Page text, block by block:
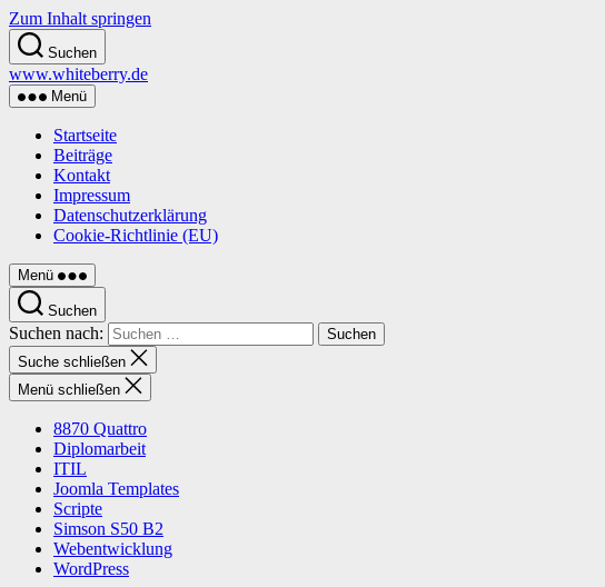
Zum Inhalt springen
Suchen
www.whiteberry.de
Menü
Startseite
Beiträge
Kontakt
Impressum
Datenschutzerklärung
Cookie-Richtlinie (EU)
Menü
Suchen
Suchen nach:
Suche schließen
Menü schließen
8870 Quattro
Diplomarbeit
ITIL
Joomla Templates
Scripte
Simson S50 B2
Webentwicklung
WordPress